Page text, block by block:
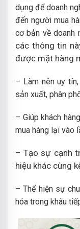
dụng để doanh
đến người mua
cơ bản về doanh
các thông tin
được mặt hàng
– Làm nên uy
sản xuất, phân
– Giúp khách
mua hàng lại vào
– Tạo sự cạnh
hiệu khác cùng
– Thể hiện sự
hóa trong khâu